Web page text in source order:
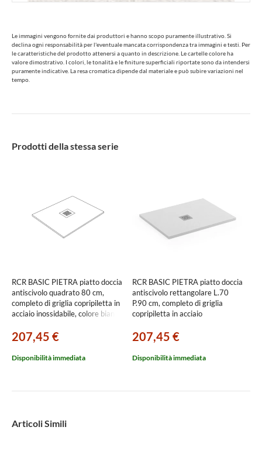
Le immagini vengono fornite dai produttori e hanno scopo puramente illustrativo. Si
declina ogni responsabilità per l'eventuale mancata corrispondenza tra immagini e testi. Per
le caratteristiche del prodotto attenersi a quanto in descrizione. Le cartelle colore ha
valore dimostrativo. I colori, le tonalità e le finiture superficiali riportate sono da intendersi
puramente indicative. La resa cromatica dipende dal materiale e può subire variazioni nel
tempo.
Prodotti della stessa serie
RCR BASIC PIETRA piatto doccia
antiscivolo quadrato 80 cm,
completo di griglia copripiletta in
acciaio inossidabile, colore bianco
207,45 €
Disponibilità immediata
RCR BASIC PIETRA piatto doccia
antiscivolo rettangolare L.70
P.90 cm, completo di griglia
copripiletta in acciaio
pietra S14577
207,45 €
Disponibilità immediata
Articoli Simili